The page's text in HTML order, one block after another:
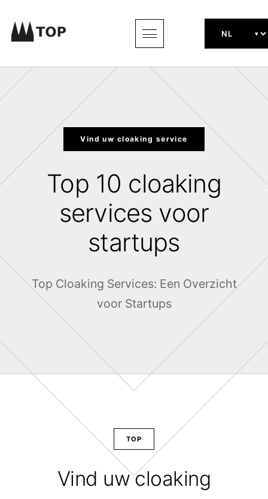
Vind uw cloaking service
Top 10 cloaking
services voor
startups
Top Cloaking Services: Een Overzicht
voor Startups
TOP
Vind uw cloaking